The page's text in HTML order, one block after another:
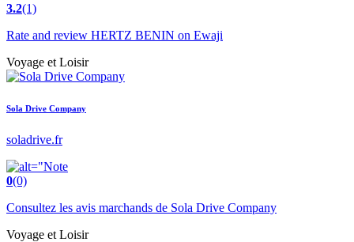
3.2(1)
Rate and review HERTZ BENIN on Ewaji
Voyage et Loisir
Sola Drive Company
soladrive.fr
0(0)
Consultez les avis marchands de Sola Drive Company
Voyage et Loisir